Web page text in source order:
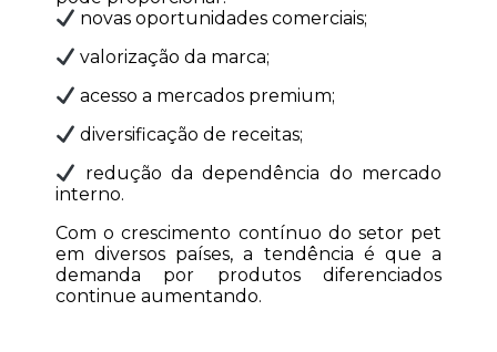
novas oportunidades comerciais;
valorização da marca;
acesso a mercados premium;
diversificação de receitas;
redução da dependência do mercado
interno.
Com o crescimento contínuo do setor pet
em diversos países, a tendência é que a
demanda por produtos diferenciados
continue aumentando.